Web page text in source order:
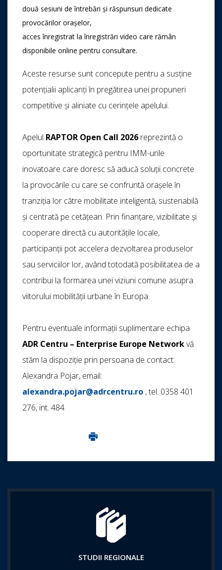
două sesiuni de întrebări și răspunsuri dedicate
provocărilor orașelor,
acces înregistrat la înregistrări video care rămân
disponibile online pentru consultare.
Aceste resurse sunt concepute pentru a susține
potențialii aplicanți în pregătirea unei propuneri
competitive și aliniate cu cerințele apelului.
Apelul RAPTOR Open Call 2026 reprezintă o
oportunitate strategică pentru IMM-urile
inovatoare care doresc să aducă soluții concrete
la provocările cu care se confruntă orașele în
tranziția lor către mobilitate inteligentă, sustenabilă
și centrată pe cetățean. Prin finanțare, vizibilitate și
cooperare directă cu autoritățile locale,
participanții pot accelera dezvoltarea produselor
sau serviciilor lor, având totodată posibilitatea de a
contribui la formarea unei viziuni comune asupra
viitorului mobilității urbane în Europa.
Pentru eventuale informații suplimentare echipa
ADR Centru – Enterprise Europe Networkvă
stăm la dispoziție prin persoana de contact:
Alexandra Pojar, email:
alexandra.pojar@adrcentru.ro , tel. 0358 401
276, int. 484.
Imprima aceasta pagina
STUDII REGIONALE